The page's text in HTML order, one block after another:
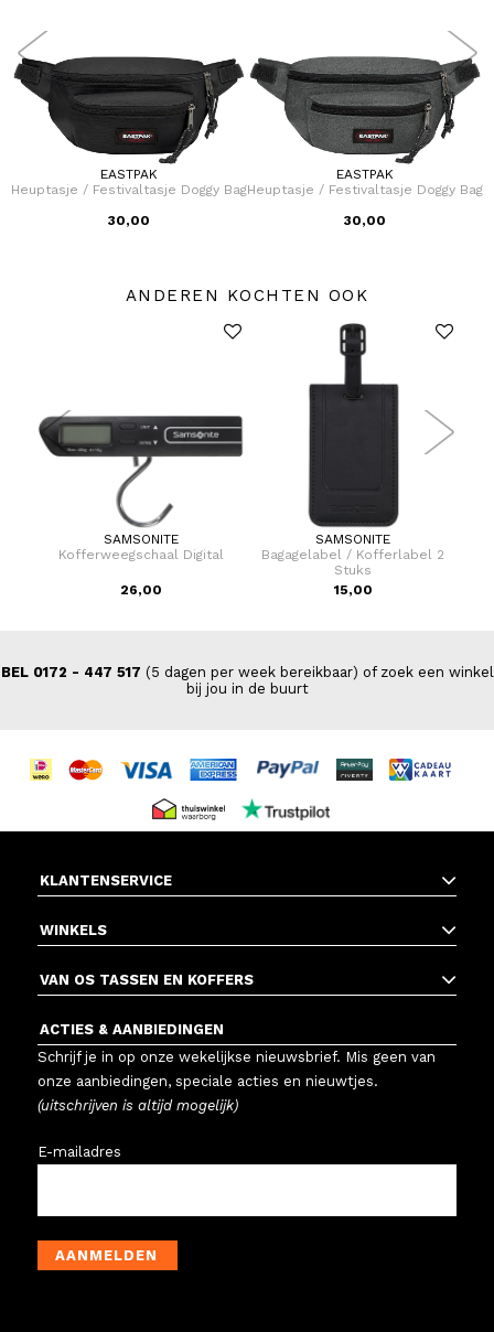
EASTPAK
Heuptasje / Festivaltasje Doggy Bag
30,00
EASTPAK
Heuptasje / Festivaltasje Doggy Bag
30,00
ANDEREN KOCHTEN OOK
SAMSONITE
Kofferweegschaal Digital
26,00
SAMSONITE
Bagagelabel / Kofferlabel 2
Stuks
15,00
BEL 0172 - 447 517 (5 dagen per week bereikbaar) of zoek een winkel
bij jou in de buurt
KLANTENSERVICE
WINKELS
VAN OS TASSEN EN KOFFERS
ACTIES & AANBIEDINGEN
Schrijf je in op onze wekelijkse nieuwsbrief. Mis geen van
onze aanbiedingen, speciale acties en nieuwtjes.
(uitschrijven is altijd mogelijk)
E-mailadres
AANMELDEN